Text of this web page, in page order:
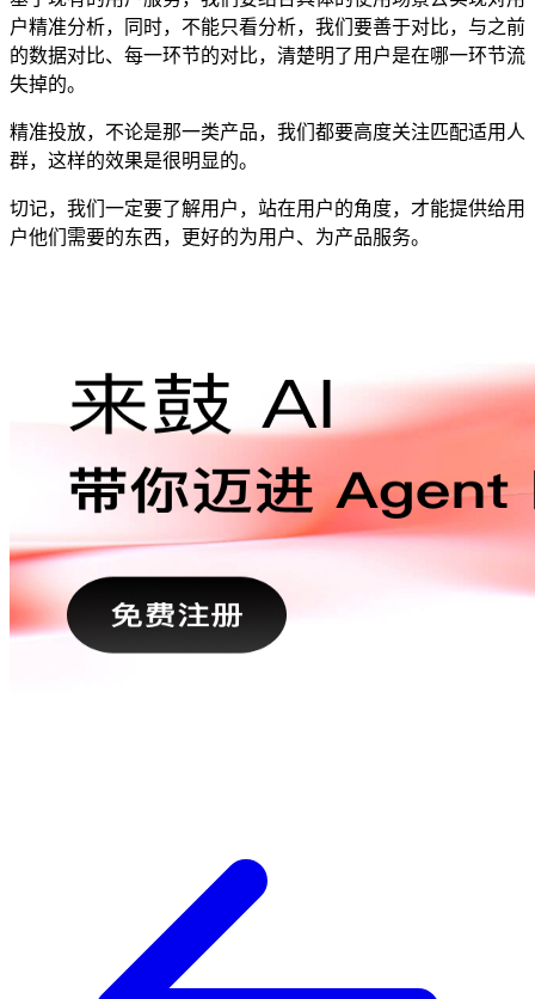
户精准分析，同时，不能只看分析，我们要善于对比，与之前
的数据对比、每一环节的对比，清楚明了用户是在哪一环节流
失掉的。
精准投放，不论是那一类产品，我们都要高度关注匹配适用人
群，这样的效果是很明显的。
切记，我们一定要了解用户，站在用户的角度，才能提供给用
户他们需要的东西，更好的为用户、为产品服务。